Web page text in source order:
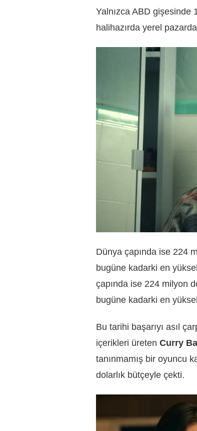
Yalnızca ABD gişesinde
halihazırda yerel
Dünya çapında ise 224
bugüne kadarki en
çapında ise 224 milyon
bugüne kadarki en
Bu tarihi başarıyı asıl
içerikleri üreten Curry
tanınmamış bir oyuncu
dolarlık bütçeyle çekti.